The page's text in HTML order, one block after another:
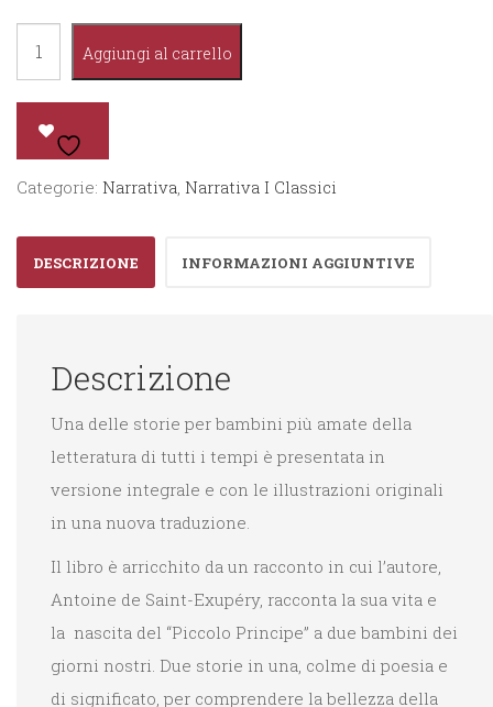
Principe
quantità
Aggiungi al carrello
Categorie: Narrativa, Narrativa I Classici
DESCRIZIONE INFORMAZIONI AGGIUNTIVE
Descrizione
Una delle storie per bambini più amate della
letteratura di tutti i tempi è presentata in
versione integrale e con le illustrazioni originali
in una nuova traduzione.
Il libro è arricchito da un racconto in cui l’autore,
Antoine de Saint-Exupéry, racconta la sua vita e
la nascita del “Piccolo Principe” a due bambini dei
giorni nostri. Due storie in una, colme di poesia e
di significato, per comprendere la bellezza della